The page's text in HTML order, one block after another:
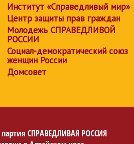
Институт «Справедливый мир»
Центр защиты прав граждан
Молодежь СПРАВЕДЛИВОЙ
РОССИИ
Социал-демократический союз
женщин России
Домсовет
СПРАВЕДЛИВАЯ РОССИЯ